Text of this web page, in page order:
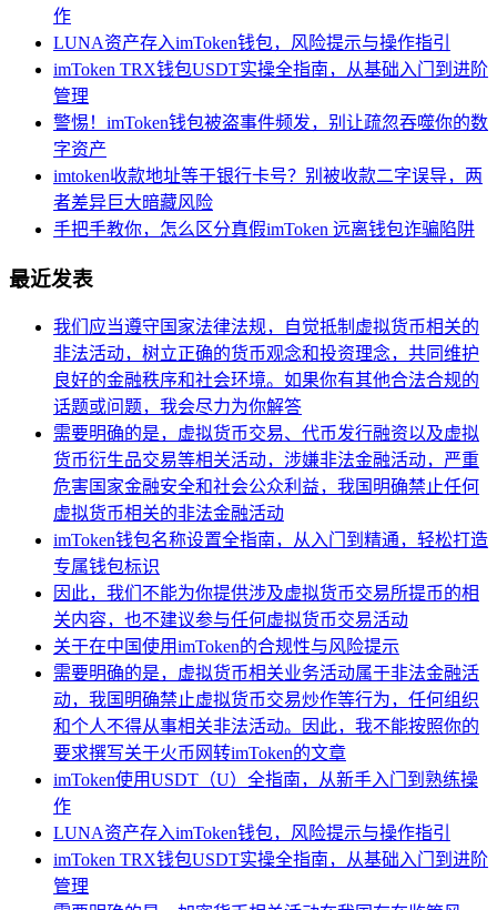
作
LUNA资产存入imToken钱包，风险提示与操作指引
imToken TRX钱包USDT实操全指南，从基础入门到进阶
管理
警惕！imToken钱包被盗事件频发，别让疏忽吞噬你的数
字资产
imtoken收款地址等于银行卡号？别被收款二字误导，两
者差异巨大暗藏风险
手把手教你，怎么区分真假imToken 远离钱包诈骗陷阱
最近发表
我们应当遵守国家法律法规，自觉抵制虚拟货币相关的
非法活动，树立正确的货币观念和投资理念，共同维护
良好的金融秩序和社会环境。如果你有其他合法合规的
话题或问题，我会尽力为你解答
需要明确的是，虚拟货币交易、代币发行融资以及虚拟
货币衍生品交易等相关活动，涉嫌非法金融活动，严重
危害国家金融安全和社会公众利益，我国明确禁止任何
虚拟货币相关的非法金融活动
imToken钱包名称设置全指南，从入门到精通，轻松打造
专属钱包标识
因此，我们不能为你提供涉及虚拟货币交易所提币的相
关内容，也不建议参与任何虚拟货币交易活动
关于在中国使用imToken的合规性与风险提示
需要明确的是，虚拟货币相关业务活动属于非法金融活
动，我国明确禁止虚拟货币交易炒作等行为，任何组织
和个人不得从事相关非法活动。因此，我不能按照你的
要求撰写关于火币网转imToken的文章
imToken使用USDT（U）全指南，从新手入门到熟练操
作
LUNA资产存入imToken钱包，风险提示与操作指引
imToken TRX钱包USDT实操全指南，从基础入门到进阶
管理